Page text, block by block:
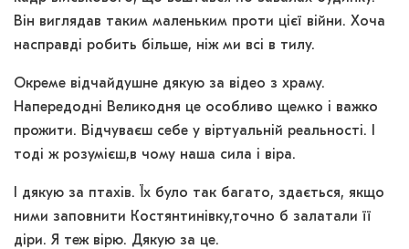
Він виглядав таким маленьким проти цієї війни. Хоча
насправді робить більше, ніж ми всі в тилу.
Окреме відчайдушне дякую за відео з храму.
Напередодні Великодня це особливо щемко і важко
прожити. Відчуваєш себе у віртуальній реальності. І
тоді ж розумієш,в чому наша сила і віра.
І дякую за птахів. Їх було так багато, здається, якщо
ними заповнити Костянтинівку,точно б залатали її
діри. Я теж вірю. Дякую за це.